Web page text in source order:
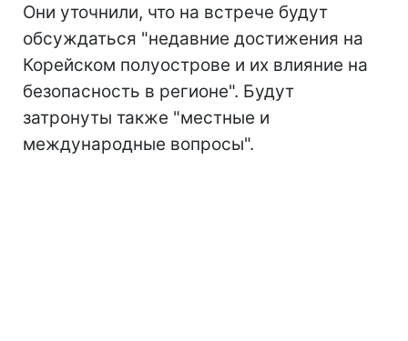
Они уточнили, что на встрече будут
обсуждаться "недавние достижения на
Корейском полуострове и их влияние на
безопасность в регионе". Будут
затронуты также "местные и
международные вопросы".